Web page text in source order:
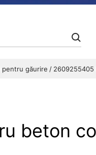
pentru găurire 2609255405
beton